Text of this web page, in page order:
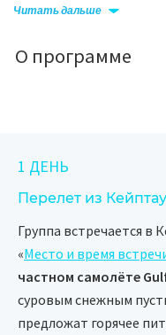
Во время экскурсии к
Это связано с тем, что
отправиться, — это
Вас ждутвстречи с
пингвинами Адели,
вершин,
неприступные
айсберги.
Читать дальше
О программе
1 ДЕНЬ
Перелет из
Группа встречается в
«Место и время
частном самолёте
суровым снежным
предложат горячее